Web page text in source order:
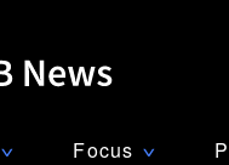
∨ Focus ∨